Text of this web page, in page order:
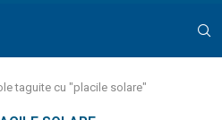
taguite cu "placile solare"